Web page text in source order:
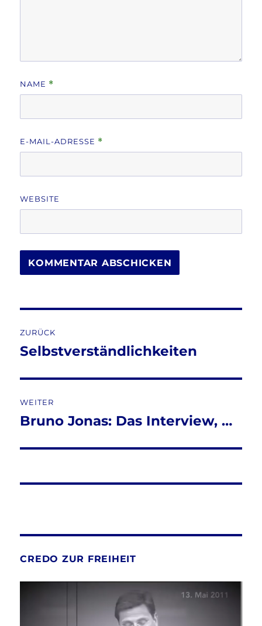
NAME *
E-MAIL-ADRESSE *
WEBSITE
ZURÜCK
Vorheriger
Selbstverständlichkeiten
WEITER
Nächster
Bruno Jonas: Das Interview, …
CREDO ZUR FREIHEIT